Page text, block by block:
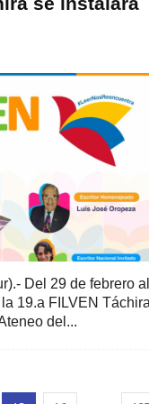
Del 29 de febrero al
19.a FILVEN
del...